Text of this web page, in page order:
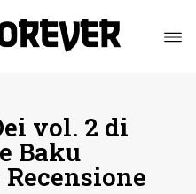
vol. 2 di
Baku